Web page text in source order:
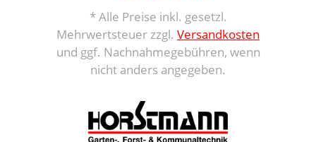
* Alle Preise inkl. gesetzl.
Mehrwertsteuer zzgl. Versandkosten
und ggf. Nachnahmegebühren, wenn
nicht anders angegeben.